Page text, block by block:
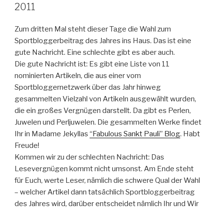
2011
Zum dritten Mal steht dieser Tage die Wahl zum
Sportbloggerbeitrag des Jahres ins Haus. Das ist eine
gute Nachricht. Eine schlechte gibt es aber auch.
Die gute Nachricht ist: Es gibt eine Liste von 11
nominierten Artikeln, die aus einer vom
Sportbloggernetzwerk über das Jahr hinweg
gesammelten Vielzahl von Artikeln ausgewählt wurden,
die ein großes Vergnügen darstellt. Da gibt es Perlen,
Juwelen und Perljuwelen. Die gesammelten Werke findet
Ihr in Madame Jekyllas “Fabulous Sankt Pauli” Blog. Habt
Freude!
Kommen wir zu der schlechten Nachricht: Das
Lesevergnügen kommt nicht umsonst. Am Ende steht
für Euch, werte Leser, nämlich die schwere Qual der Wahl
– welcher Artikel dann tatsächlich Sportbloggerbeitrag
des Jahres wird, darüber entscheidet nämlich Ihr und Wir